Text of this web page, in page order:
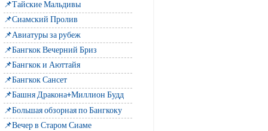
📌Тайские Мальдивы
📌Сиамский Пролив
📌Авиатуры за рубеж
📌Бангкок Вечерний Бриз
📌Бангкок и Аюттайя
📌Бангкок Сансет
📌Башня Дракона+Миллион Будд
📌Большая обзорная по Бангкоку
📌Вечер в Старом Сиаме